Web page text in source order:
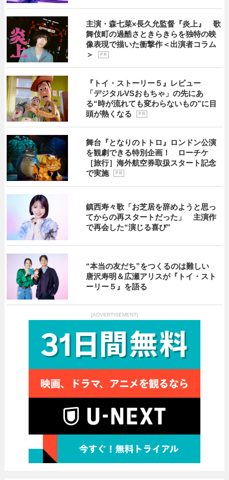
主演・森七菜×長久允監督『炎上』 歌
舞伎町の過酷さときらきらを独特の映
像表現で描いた衝撃作＜出演者コラム
＞
P R
『トイ・ストーリー５』レビュー
「デジタルVSおもちゃ」の先にあ
る“時が流れても変わらないもの”に目
頭が熱くなる
P R
舞台『となりのトトロ』ロンドン公演
を観劇できる特別企画！ ローチケ
［旅行］海外航空券取扱スタート記念
で実施
P R
鎮西寿々歌「お芝居を辞めようと思っ
てからの再スタートだった」 主演作
で再会した“演じる喜び”
“本当の友だち”をつくるのは難しい
唐沢寿明＆広瀬アリスが『トイ・スト
ーリー５』を語る
[ADVERTISEMENT]